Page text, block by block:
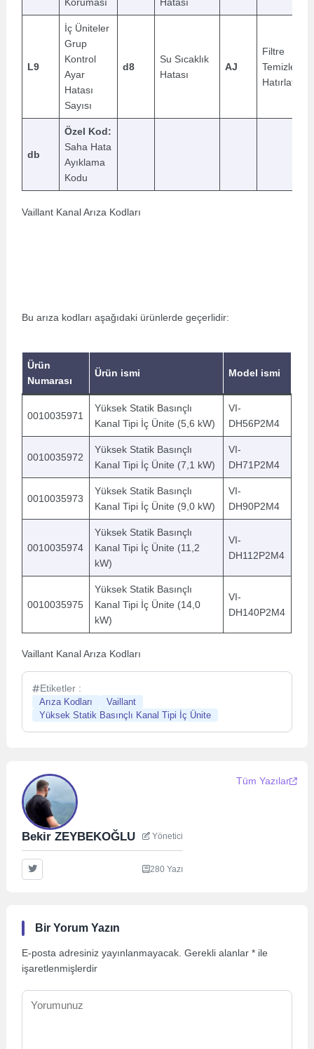
L9
İç Üniteler
Grup
Kontrol
Ayar
Hatası
Sayısı
d8
Su Sıcaklık
Hatası
AJ
Filtre
Temizleme
Hatırlatıcısı
db
Özel Kod:
Saha Hata
Ayıklama
Kodu
Vaillant Kanal Arıza Kodları
Bu arıza kodları aşağıdaki ürünlerde geçerlidir:
Ürün
Numarası
Ürün ismi Model ismi
0010035971
Yüksek Statik Basınçlı
Kanal Tipi İç Ünite (5,6 kW)
VI-
DH56P2M4
0010035972
Yüksek Statik Basınçlı
Kanal Tipi İç Ünite (7,1 kW)
VI-
DH71P2M4
0010035973
Yüksek Statik Basınçlı
Kanal Tipi İç Ünite (9,0 kW)
VI-
DH90P2M4
0010035974
Yüksek Statik Basınçlı
Kanal Tipi İç Ünite (11,2
kW)
VI-
DH112P2M4
0010035975
Yüksek Statik Basınçlı
Kanal Tipi İç Ünite (14,0
kW)
VI-
DH140P2M4
Vaillant Kanal Arıza Kodları
Etiketler :
Arıza Kodları
Vaillant
Yüksek Statik Basınçlı Kanal Tipi İç Ünite
Bekir ZEYBEKOĞLU Yönetici
Tüm Yazılar
280 Yazı
Bir Yorum Yazın
E-posta adresiniz yayınlanmayacak. Gerekli alanlar* ile
işaretlenmişlerdir